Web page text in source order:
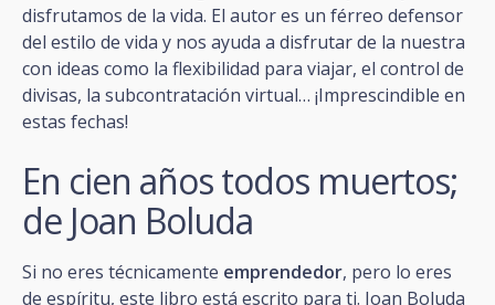
disfrutamos de la vida. El autor es un férreo defensor
del estilo de vida y nos ayuda a disfrutar de la nuestra
con ideas como la flexibilidad para viajar, el control de
divisas, la subcontratación virtual… ¡Imprescindible en
estas fechas!
En cien años todos muertos;
de Joan Boluda
Si no eres técnicamente emprendedor, pero lo eres
de espíritu, este libro está escrito para ti. Joan Boluda